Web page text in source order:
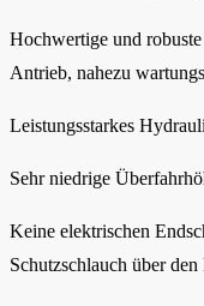
Hochwertige und
Antrieb, nahezu
Leistungsstarkes
Sehr niedrige
Keine elektrischen
Schutzschlauch über